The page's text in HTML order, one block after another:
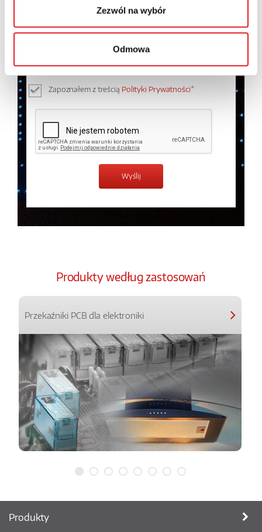
Zezwól na wybór
Odmowa
Wyrażam zgodę na przetwarzanie moich danych
temat przetwarzania danych osobowych w
prywatności.*
Zapoznałem z treścią Polityki Prywatności*
Produkty według zastosowań
Przekaźniki PCB dla elektroniki
Produkty